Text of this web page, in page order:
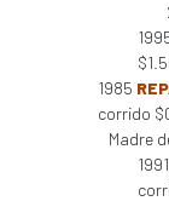
1985
corrido
Madre
1991